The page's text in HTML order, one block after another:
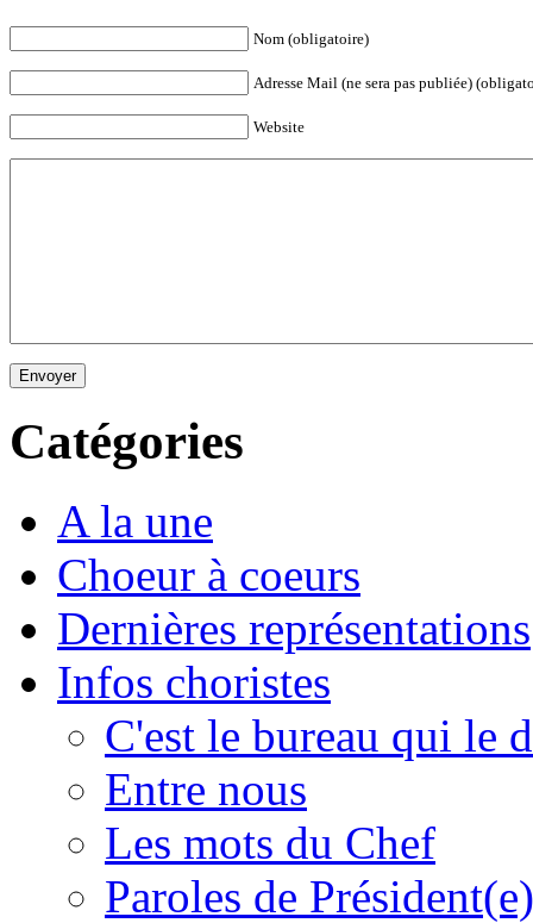
Nom (obligatoire)
Adresse Mail (ne sera pas publiée)
Website
Envoyer
Catégories
A la une
Choeur à coeurs
Dernières représentations
Infos choristes
C'est le bureau qui le
Entre nous
Les mots du Chef
Paroles de Président(e)